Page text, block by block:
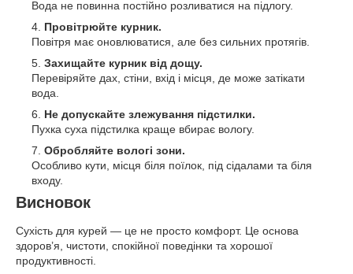
Вода не повинна постійно розливатися на підлогу.
Провітрюйте курник.
Повітря має оновлюватися, але без сильних протягів.
Захищайте курник від дощу.
Перевіряйте дах, стіни, вхід і місця, де може затікати
вода.
Не допускайте злежування підстилки.
Пухка суха підстилка краще вбирає вологу.
Обробляйте вологі зони.
Особливо кути, місця біля поїлок, під сідалами та біля
входу.
Висновок
Сухість для курей — це не просто комфорт. Це основа
здоров’я, чистоти, спокійної поведінки та хорошої
продуктивності.